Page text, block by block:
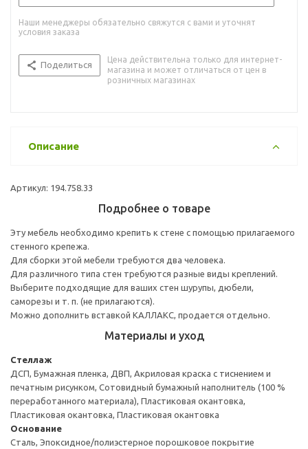
Наши менеджеры обязательно свяжутся с вами и уточнят
условия заказа
Поделиться
Цена действительна только для интернет-
магазина и может отличаться от цен в
розничных магазинах
Описание
Артикул: 194.758.33
Подробнее о товаре
Эту мебель необходимо крепить к стене с помощью прилагаемого
стенного крепежа.
Для сборки этой мебели требуются два человека.
Для различного типа стен требуются разные виды креплений.
Выберите подходящие для ваших стен шурупы, дюбели,
саморезы и т. п. (не прилагаются).
Можно дополнить вставкой КАЛЛАКС, продается отдельно.
Материалы и уход
Стеллаж
ДСП, Бумажная пленка, ДВП, Акриловая краска с тиснением и
печатным рисунком, Сотовидный бумажный наполнитель (100 %
переработанного материала), Пластиковая окантовка,
Пластиковая окантовка, Пластиковая окантовка
Основание
Сталь, Эпоксидное/полиэстерное порошковое покрытие